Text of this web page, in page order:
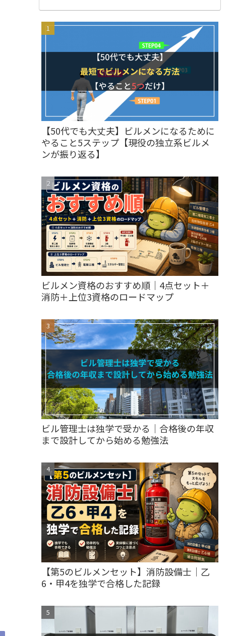
【50代でも大丈夫】ビルメンになるために
やること5ステップ【現役の独立系ビルメ
ンが振り返る】
ビルメン資格のおすすめ順｜4点セット＋
消防＋上位3資格のロードマップ
ビル管理士は独学で受かる｜合格後の年収
まで設計してから始める勉強法
【第5のビルメンセット】消防設備士｜乙
6・甲4を独学で合格した記録